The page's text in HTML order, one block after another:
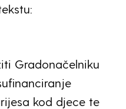
Gradonačelniku
kod djece te